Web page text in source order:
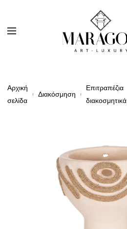
Αρχική
σελίδα
Διακόσμηση
Επιτραπέζια
διακοσμητικά